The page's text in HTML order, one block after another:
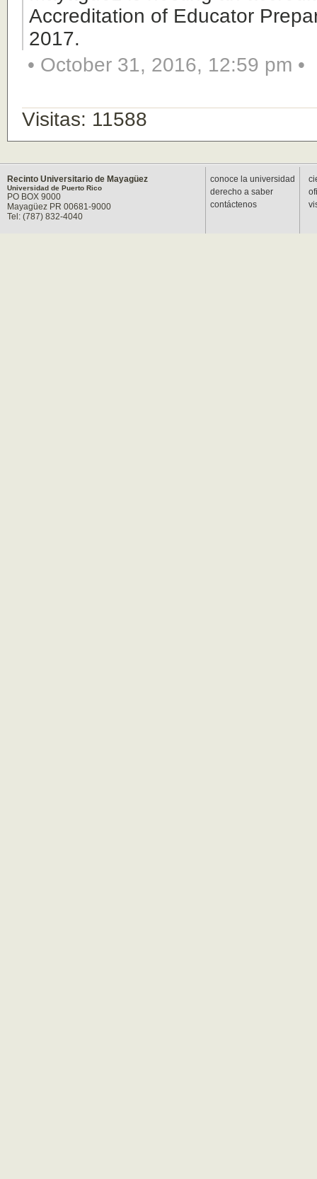
Accreditation of Educator
2017.
• October 31, 2016, 12:59 pm •
Visitas: 11588
Recinto Universitario de Mayagüez
Universidad de Puerto Rico
PO BOX 9000
Mayagüez PR 00681-9000
Tel: (787) 832-4040
conoce la universidad
derecho a saber
contáctenos